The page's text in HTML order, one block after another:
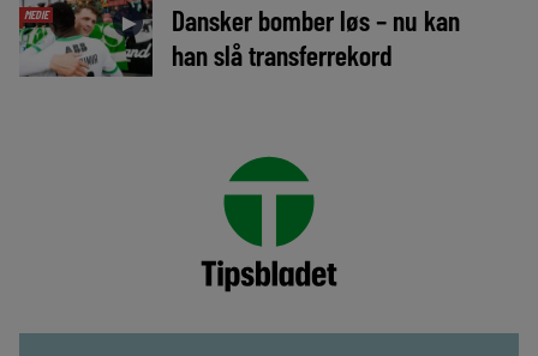
MEDIE ►
Dansker bomber løs – nu kan
han slå transferrekord